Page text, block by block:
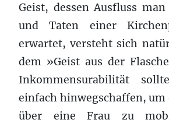
Geist, dessen Ausfluss
und Taten einer
erwartet, versteht sich
dem »Geist aus der
Inkommensurabilität
einfach hinwegschaffen, um
über eine Frau zu